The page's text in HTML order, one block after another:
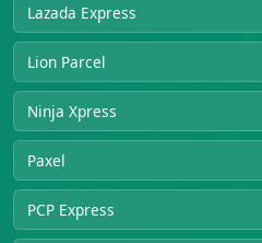
Lazada Express
Lion Parcel
Ninja Xpress
Paxel
PCP Express